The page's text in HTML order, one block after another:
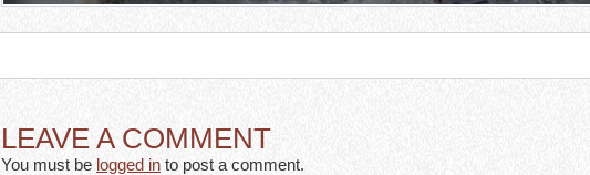
LEAVE A COMMENT
You must be logged in to post a comment.